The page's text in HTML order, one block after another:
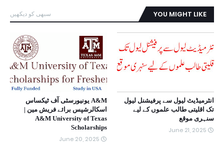
YOU MIGHT LIKE سبھی کو دیکھیں
انٹرمیڈیٹ لیول سے پرفیشنل لیول
تک اقلیتی طالب علموں کے لیے
سنہری موقع
June 21, 2025
A&M یونیورسٹی آف ٹیکساس
اسکالرشپس برائے فریش مین |
A&M University of Texas
Scholarships
June 20, 2025